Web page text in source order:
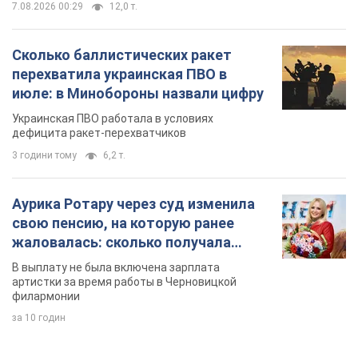
7.08.2026 00:29 12,0 т.
Сколько баллистических ракет
перехватила украинская ПВО в
июле: в Минобороны назвали цифру
Украинская ПВО работала в условиях
дефицита ракет-перехватчиков
3 години тому 6,2 т.
Аурика Ротару через суд изменила
свою пенсию, на которую ранее
жаловалась: сколько получала
певица
В выплату не была включена зарплата
артистки за время работы в Черновицкой
филармонии
за 10 годин